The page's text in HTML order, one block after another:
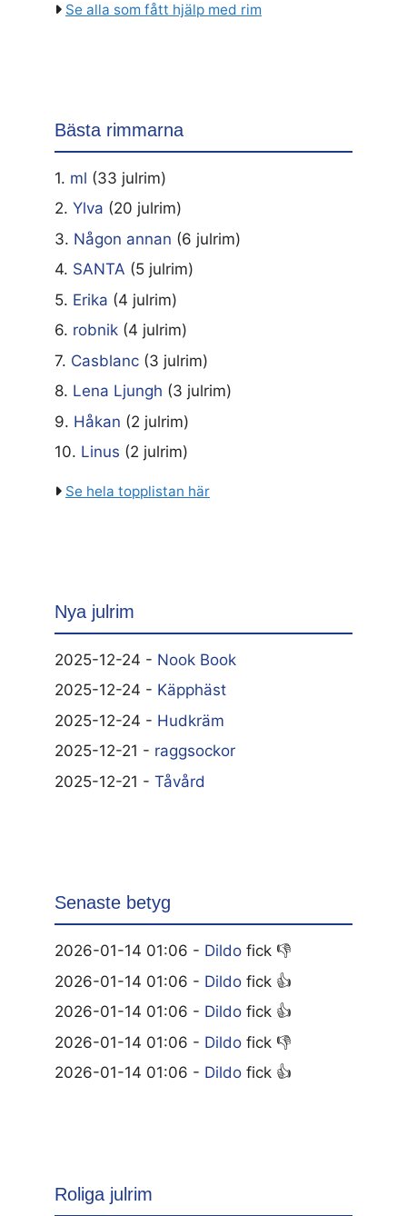
Se alla som fått hjälp med rim
Bästa rimmarna
1. ml (33 julrim)
2. Ylva (20 julrim)
3. Någon annan (6 julrim)
4. SANTA (5 julrim)
5. Erika (4 julrim)
6. robnik (4 julrim)
7. Casblanc (3 julrim)
8. Lena Ljungh (3 julrim)
9. Håkan (2 julrim)
10. Linus (2 julrim)
Se hela topplistan här
Nya julrim
2025-12-24 - Nook Book
2025-12-24 - Käpphäst
2025-12-24 - Hudkräm
2025-12-21 - raggsockor
2025-12-21 - Tåvård
Senaste betyg
2026-01-14 01:06 - Dildo fick 👎
2026-01-14 01:06 - Dildo fick 👍
2026-01-14 01:06 - Dildo fick 👍
2026-01-14 01:06 - Dildo fick 👎
2026-01-14 01:06 - Dildo fick 👍
Roliga julrim